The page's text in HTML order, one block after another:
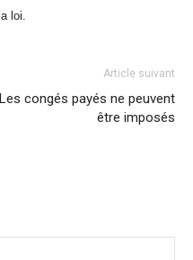
loi.
Article suivant
Les congés payés ne peuvent
être imposés